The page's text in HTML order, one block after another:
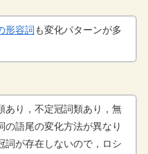
形容詞も変化パターンが多
あり，不定冠詞類あり，無
の語尾の変化方法が異なり
詞が存在しないので，ロシ